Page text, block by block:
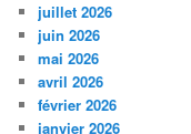
juillet 2026
juin 2026
mai 2026
avril 2026
février 2026
janvier 2026